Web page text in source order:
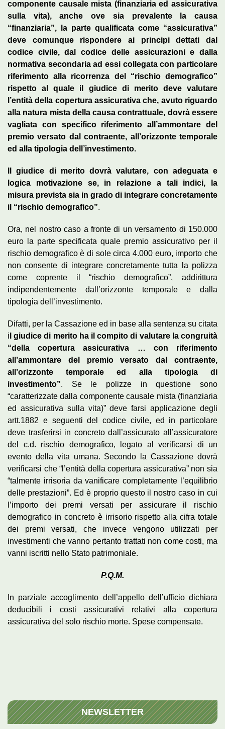
componente causale mista (finanziaria ed assicurativa
sulla vita), anche ove sia prevalente la causa
“finanziaria”, la parte qualificata come “assicurativa”
deve comunque rispondere ai principi dettati dal
codice civile, dal codice delle assicurazioni e dalla
normativa secondaria ad essi collegata con particolare
riferimento alla ricorrenza del “rischio demografico”
rispetto al quale il giudice di merito deve valutare
l’entità della copertura assicurativa che, avuto riguardo
alla natura mista della causa contrattuale, dovrà essere
vagliata con specifico riferimento all’ammontare del
premio versato dal contraente, all’orizzonte temporale
ed alla tipologia dell’investimento.
Il giudice di merito dovrà valutare, con adeguata e
logica motivazione se, in relazione a tali indici, la
misura prevista sia in grado di integrare concretamente
il “rischio demografico”.
Ora, nel nostro caso a fronte di un versamento di 150.000
euro la parte specificata quale premio assicurativo per il
rischio demografico è di sole circa 4.000 euro, importo che
non consente di integrare concretamente tutta la polizza
come coprente il “rischio demografico”, addirittura
indipendentemente dall’orizzonte temporale e dalla
tipologia dell’investimento.
Difatti, per la Cassazione ed in base alla sentenza su citata
i l giudice di merito ha il compito di valutare la congruità
“della copertura assicurativa … con riferimento
all’ammontare del premio versato dal contraente,
all’orizzonte temporale ed alla tipologia di
investimento”. Se le polizze in questione sono
“caratterizzate dalla componente causale mista (finanziaria
ed assicurativa sulla vita)” deve farsi applicazione degli
artt.1882 e seguenti del codice civile, ed in particolare
deve trasferirsi in concreto dall’assicurato all’assicuratore
del c.d. rischio demografico, legato al verificarsi di un
evento della vita umana. Secondo la Cassazione dovrà
verificarsi che “l’entità della copertura assicurativa” non sia
“talmente irrisoria da vanificare completamente l’equilibrio
delle prestazioni”. Ed è proprio questo il nostro caso in cui
l’importo dei premi versati per assicurare il rischio
demografico in concreto è irrisorio rispetto alla cifra totale
dei premi versati, che invece vengono utilizzati per
investimenti che vanno pertanto trattati non come costi, ma
vanni iscritti nello Stato patrimoniale.
P.Q.M.
In parziale accoglimento dell’appello dell’ufficio dichiara
deducibili i costi assicurativi relativi alla copertura
assicurativa del solo rischio morte. Spese compensate.
NEWSLETTER